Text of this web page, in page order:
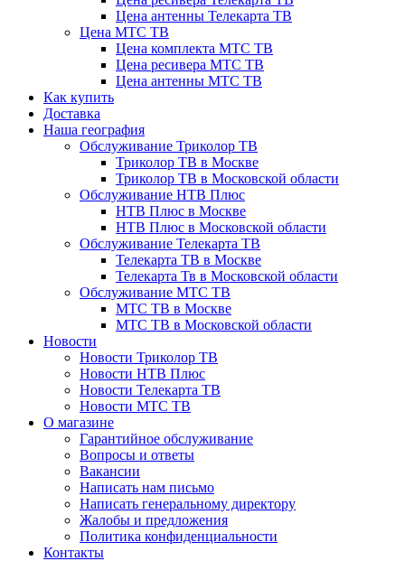
Цена антенны Телекарта ТВ
Цена МТС ТВ
Цена комплекта МТС ТВ
Цена ресивера МТС ТВ
Цена антенны МТС ТВ
Как купить
Доставка
Наша география
Обслуживание Триколор ТВ
Триколор ТВ в Москве
Триколор ТВ в Московской области
Обслуживание НТВ Плюс
НТВ Плюс в Москве
НТВ Плюс в Московской области
Обслуживание Телекарта ТВ
Телекарта ТВ в Москве
Телекарта Тв в Московской области
Обслуживание МТС ТВ
МТС ТВ в Москве
МТС ТВ в Московской области
Новости
Новости Триколор ТВ
Новости НТВ Плюс
Новости Телекарта ТВ
Новости МТС ТВ
О магазине
Гарантийное обслуживание
Вопросы и ответы
Вакансии
Написать нам письмо
Написать генеральному директору
Жалобы и предложения
Политика конфиденциальности
Контакты